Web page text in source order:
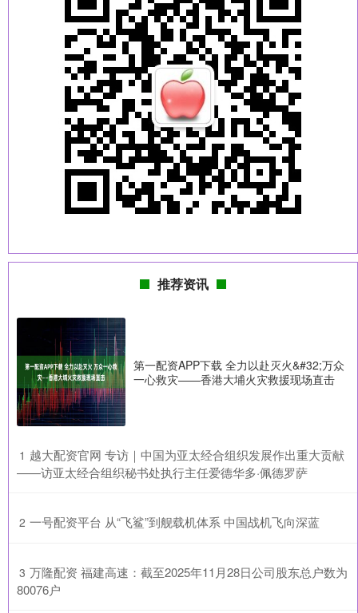
推荐资讯
第一配资APP下载 全力以赴灭火&#32;万众
一心救灾——香港大埔火灾救援现场直击
1 ​越大配资官网 专访｜中国为亚太经合组织发展作出重大贡献
——访亚太经合组织秘书处执行主任爱德华多·佩德罗萨
2 ​一号配资平台 从“飞鲨”到舰载机体系 中国战机飞向深蓝
3 ​万隆配资 福建高速：截至2025年11月28日公司股东总户数为
80076户